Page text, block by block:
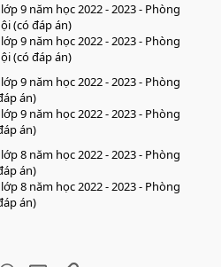
9 năm học 2022 - 2023 - Phòng
(có đáp án)
9 năm học 2022 - 2023 - Phòng
(có đáp án)
9 năm học 2022 - 2023 - Phòng
án)
9 năm học 2022 - 2023 - Phòng
án)
8 năm học 2022 - 2023 - Phòng
án)
8 năm học 2022 - 2023 - Phòng
án)